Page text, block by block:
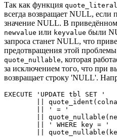
Так как функция quote_literal
всегда возвращает NULL, если
значение NULL. В
newvalue или keyvalue были
запроса станет NULL, что
предотвращения этой
quote_nullable, которая
за исключением того, что при
возвращает строку 'NULL'.
EXECUTE 'UPDATE tbl SET '
||
        || ' = '
||
        || ' WHERE key = '
||